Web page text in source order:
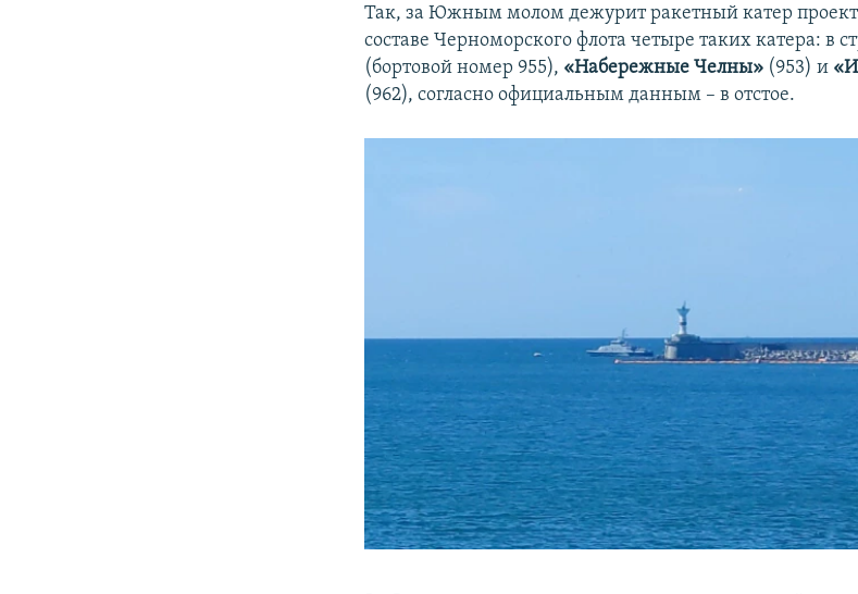
Так, за Южным молом дежурит ракетный катер
составе Черноморского флота четыре таких катера: в
(бортовой номер 955), «Набережные Челны» (953) и
(962), согласно официальным данным – в отстое.